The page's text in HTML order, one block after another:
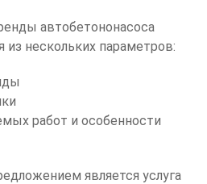
автобетононасоса
из нескольких параметров:
работ и особенности
является услуга